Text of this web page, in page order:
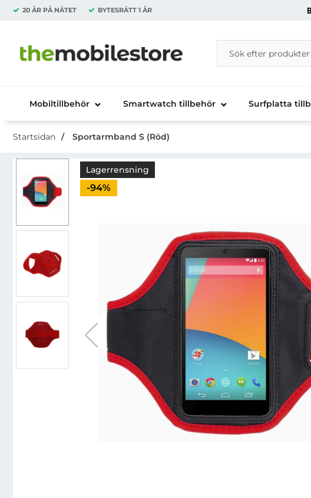
20 ÅR PÅ NÄTET BYTESRÄTT 1 ÅR
Startsidan för Danira Telecom AB
Sök
Sök på Danira
Mobiltillbehör Smartwatch tillbehör Surfplatta
Startsidan Sportarmband S (Röd)
Lagerrensning
Priset är nedsatt med
-94%